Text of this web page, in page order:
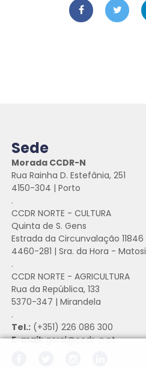
Sede
Morada CCDR-N
Rua Rainha D. Estefânia, 251
4150-304 | Porto
.
CCDR NORTE - CULTURA
Quinta de S. Gens
Estrada da Circunvalação 11846
4460-281 | Sra. da Hora -
.
CCDR NORTE - AGRICULTURA
Rua da República, 133
5370-347 | Mirandela
.
Tel.: (+351) 226 086 300
E-mail:geral@ccdr-n.pt